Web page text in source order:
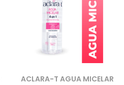
ACLARA-T AGUA MICELAR